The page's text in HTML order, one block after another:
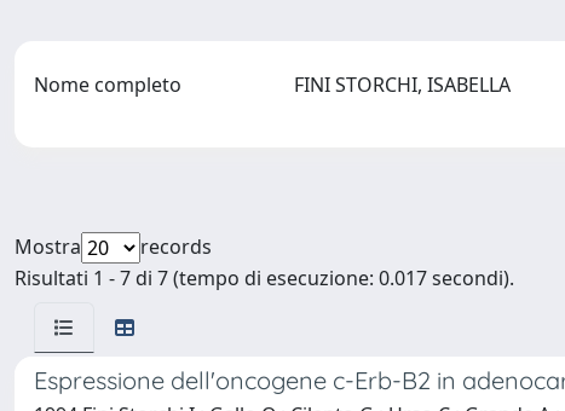
Nome completo FINI STORCHI, ISABELLA
Mostra
records
Risultati 1 - 7 di 7 (tempo di esecuzione: 0.017 secondi).
Espressione dell'oncogene c-Erb-B2 in